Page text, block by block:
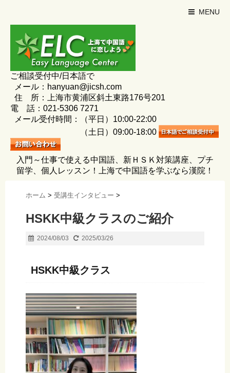
MENU
ご相談受付中/日本語で
メール：hanyuan@jicsh.com
住 所：上海市黄浦区斜土東路176号201
電 話：021-5306 7271
メール受付時間：（平日）10:00-22:00
（土日）09:00-18:00
入門～仕事で使える中国語、新ＨＳＫ対策講座、プチ
留学、個人レッスン！上海で中国語を学ぶなら漢院！
ホーム > 受講生インタビュー >
HSKK中級クラスのご紹介
2024/08/03 2025/03/26
HSKK中級クラス